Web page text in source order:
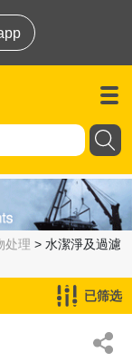
处理 > 水潔淨及過濾
已筛选